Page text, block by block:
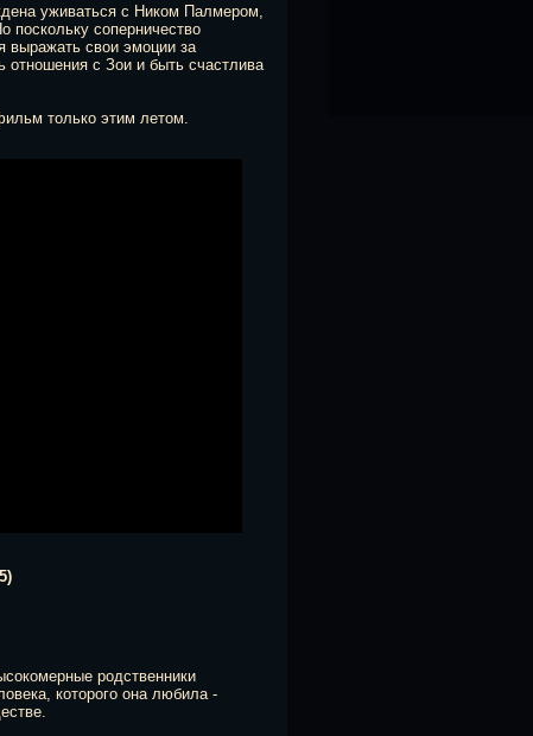
уживаться с Ником Палмером,
соперничество
выражать свои эмоции за
отношения с Зои и быть счастлива
только этим летом.
родственники
которого она любила -